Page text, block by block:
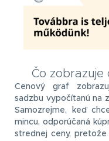
Čo zobrazuje
Cenový graf
sadzbu vypočítanú na
Samozrejme, keď
mincu, odporúčaná
strednej ceny,